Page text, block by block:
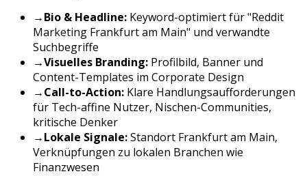
→Bio & Headline: Keyword-optimiert für "Reddit
Marketing Frankfurt am Main" und verwandte
Suchbegriffe
→Visuelles Branding: Profilbild, Banner und
Content-Templates im Corporate Design
→Call-to-Action: Klare Handlungsaufforderungen
für Tech-affine Nutzer, Nischen-Communities,
kritische Denker
→Lokale Signale:Standort Frankfurt am Main,
Verknüpfungen zu lokalen Branchen wie
Finanzwesen